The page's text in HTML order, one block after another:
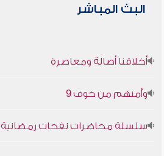
البث المباشر
أخلاقنا أصالة ومعاصرة
وأمنهم من خوف 9
سلسلة محاضرات نفحات رمضانية